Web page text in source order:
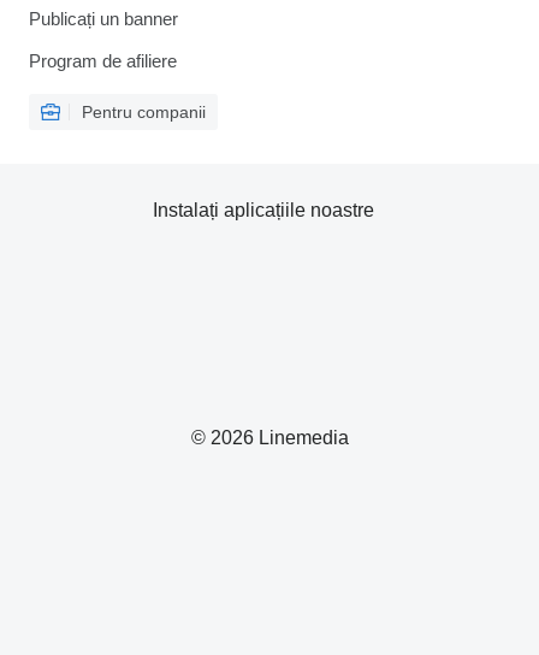
Publicați un banner
Program de afiliere
Pentru companii
© 2026 Linemedia
Instalați aplicațiile noastre